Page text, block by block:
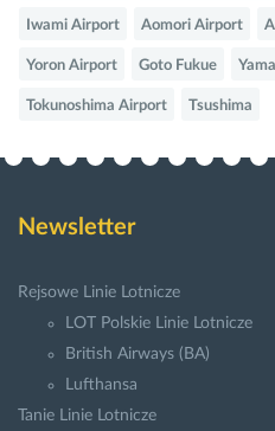
Iwami Airport Aomori Airport
Yoron Airport Goto Fukue
Tokunoshima Airport Tsushima
Newsletter
Rejsowe Linie Lotnicze
LOT Polskie Linie Lotnicze
British Airways (BA)
Lufthansa
Tanie Linie Lotnicze